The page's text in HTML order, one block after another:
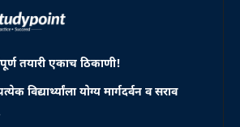
तयारी एकाच ठिकाणी!
विद्यार्थ्यांला योग्य मार्गदर्वन व सराव